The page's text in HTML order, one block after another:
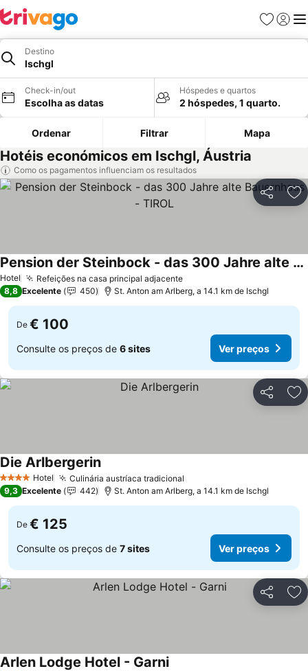
Favoritos
Iniciar
Destino
Ischgl
Check-in/out
Escolha as datas
Hóspedes e quartos
2 hóspedes, 1 quarto.
Ordenar Filtrar Mapa
Hotéis económicos em Ischgl, Áustria
Como os pagamentos influenciam os resultados
Partilhar
Hotel Refeições na casa principal adjacente
Pension der Steinbock - das 300 Jahre alte Bauernhaus - TIROL
8,8 Excelente 450 St. Anton am Arlberg, a 14.1 km de Ischgl
De € 100
Consulte os preços de 6 sites Ver preços
Partilhar
4 EstrelasHotel Culinária austríaca tradicional
Die Arlbergerin
9,3 Excelente 442 St. Anton am Arlberg, a 14.1 km de Ischgl
De € 125
Consulte os preços de 7 sites Ver preços
Partilhar
Arlen Lodge Hotel - Garni